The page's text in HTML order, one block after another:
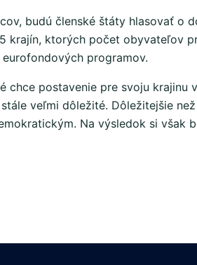
budú členské štáty hlasovať o
krajín, ktorých počet obyvateľov
programov.
postavenie pre svoju krajinu
veľmi dôležité. Dôležitejšie
Na výsledok si však